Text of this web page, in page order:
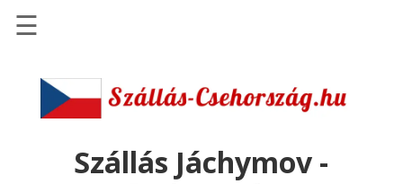
Szállások
Szállásinfo.eu
☰
Szállás Jáchymov -